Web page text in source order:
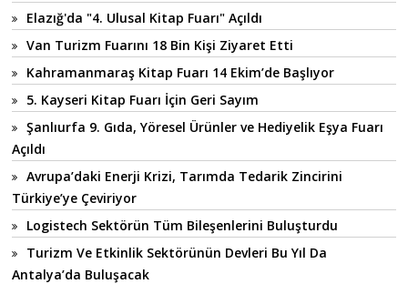
Elazığ'da "4. Ulusal Kitap Fuarı" Açıldı
Van Turizm Fuarını 18 Bin Kişi Ziyaret Etti
Kahramanmaraş Kitap Fuarı 14 Ekim’de Başlıyor
5. Kayseri Kitap Fuarı İçin Geri Sayım
Şanlıurfa 9. Gıda, Yöresel Ürünler ve Hediyelik Eşya Fuarı
Açıldı
Avrupa’daki Enerji Krizi, Tarımda Tedarik Zincirini
Türkiye’ye Çeviriyor
Logistech Sektörün Tüm Bileşenlerini Buluşturdu
Turizm Ve Etkinlik Sektörünün Devleri Bu Yıl Da
Antalya’da Buluşacak